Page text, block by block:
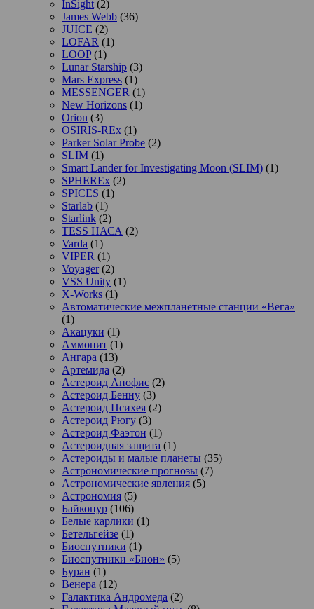
InSight (2)
James Webb (36)
JUICE (2)
LOFAR (1)
LOOP(1)
Lunar Starship (3)
Mars Express (1)
MESSENGER (1)
New Horizons (1)
Orion (3)
OSIRIS-REx (1)
Parker Solar Probe (2)
SLIM (1)
Smart Lander for Investigating Moon (SLIM) (1)
SPHEREx (2)
SPICES (1)
Starlab (1)
Starlink (2)
TESS НАСА (2)
Varda (1)
VIPER (1)
Voyager(2)
VSS Unity (1)
X-Works (1)
Автоматические межпланетные станции «Вега»
(1)
Акацуки (1)
Аммонит (1)
Ангара (13)
Артемида (2)
Астероид Апофис (2)
Астероид Бенну (3)
Астероид Психея (2)
Астероид Рюгу (3)
Астероид Фаэтон (1)
Астероидная защита (1)
Астероиды и малые планеты (35)
Астрономические прогнозы (7)
Астрономические явления (5)
Астрономия (5)
Байконур (106)
Белые карлики (1)
Бетельгейзе (1)
Биоспутники (1)
Биоспутники «Бион» (5)
Буран (1)
Венера (12)
Галактика Андромеда (2)